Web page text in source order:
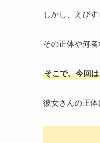
しかし、えび
その正体や何
そこで、今回
彼女さんの正体